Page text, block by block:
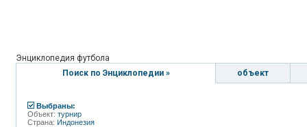
Энциклопедия футбола
Поиск по Энциклопедии »
объект
Выбраны:
Объект: турнир
Страна: Индонезия